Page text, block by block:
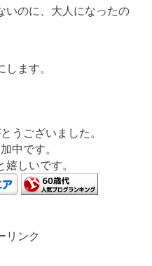
いのに、大人になったの
ます。
うございました。
中です。
しいです。
リンク